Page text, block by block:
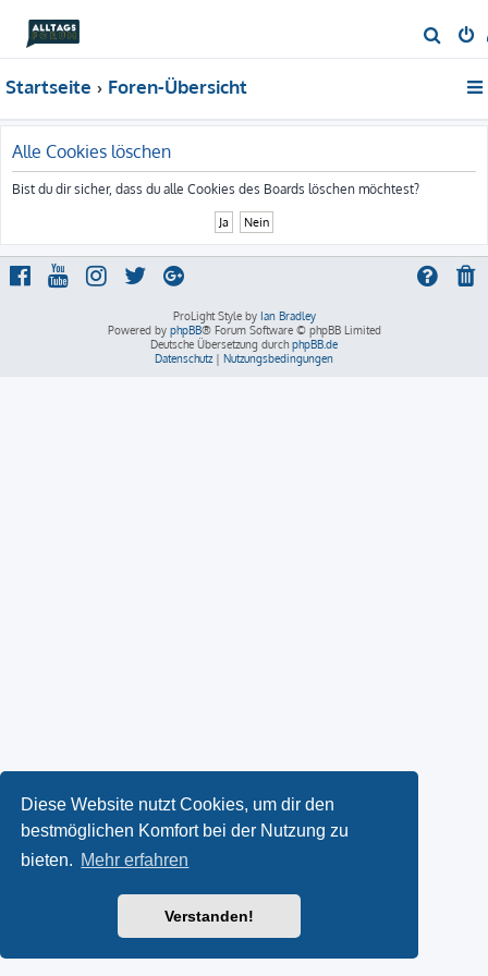
Diese Website nutzt Cookies, um dir den
bestmöglichen Komfort bei der Nutzung zu
bieten. Mehr erfahren
Verstanden!
u
Startseite Foren-Übersicht
Alle Cookies löschen
Bist du dir sicher, dass du alle Cookies des Boards löschen möchtest?
ProLight Style by Ian Bradley
Powered by phpBB® Forum Software © phpBB Limited
Deutsche Übersetzung durch phpBB.de
Datenschutz | Nutzungsbedingungen